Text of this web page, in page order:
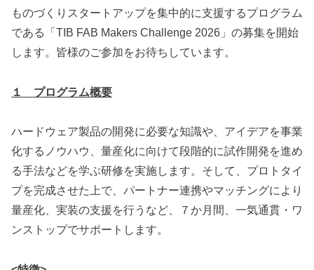
ものづくりスタートアップを集中的に支援するプログラム
である「TIB FAB Makers Challenge 2026」の募集を開始
します。皆様のご参加をお待ちしています。
１ プログラム概要
ハードウェア製品の開発に必要な知識や、アイデアを事業
化するノウハウ、量産化に向けて段階的に試作開発を進め
る手法などを学ぶ研修を実施します。そして、プロトタイ
プを完成させた上で、パートナー連携やマッチングにより
量産化、実装の支援を行うなど、７か月間、一気通貫・ワ
ンストップでサポートします。